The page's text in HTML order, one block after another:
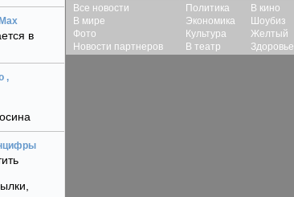
в
,
Все новости
В мире
Фото
Новости партнеров
Политика
Экономика
Культура
В театр
В кино
Шоубиз
Желтый
Здоровье